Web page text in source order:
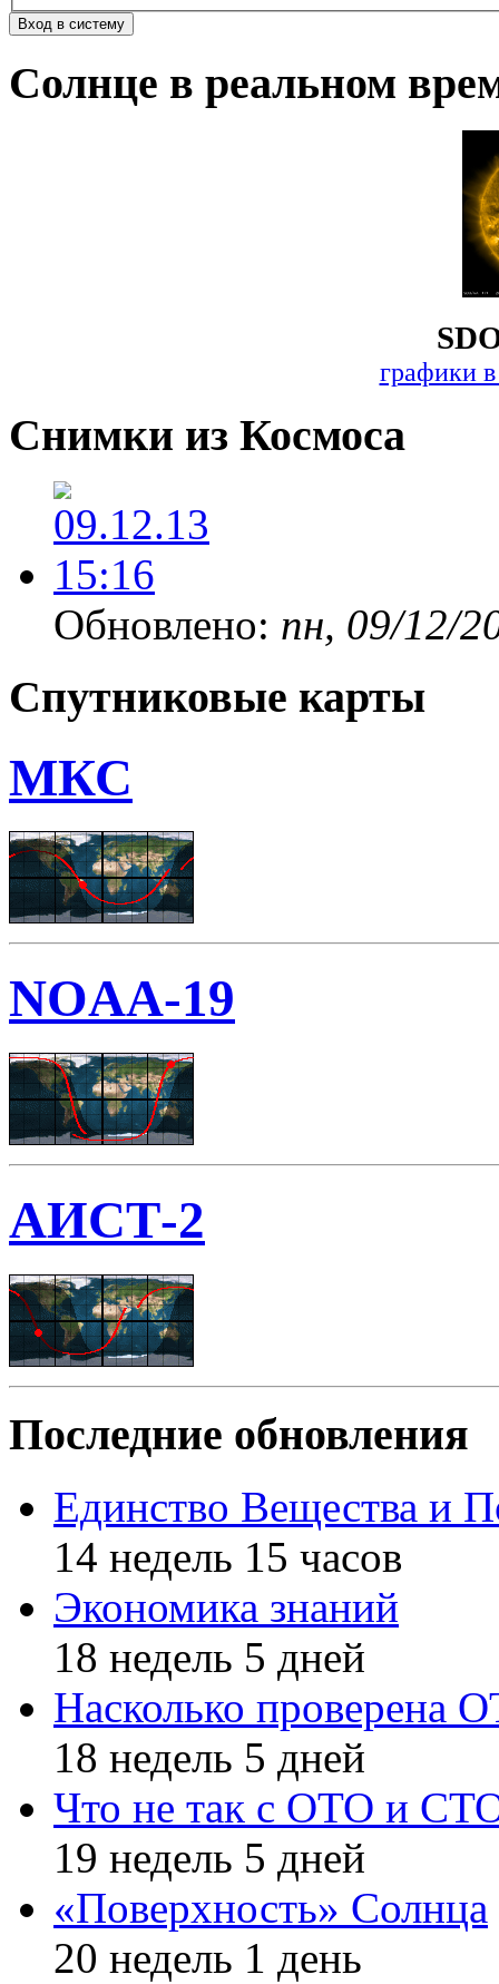
Солнце в реальном
графики
Снимки из Космоса
Обновлено: пн, 09/12/
Спутниковые карты
МКС
NOAA-19
АИСТ-2
Последние обновления
Единство Вещества и
14 недель 15 часов
Экономика знаний
18 недель 5 дней
Насколько проверена
18 недель 5 дней
Что не так с ОТО и
19 недель 5 дней
«Поверхность» Солнца
20 недель 1 день